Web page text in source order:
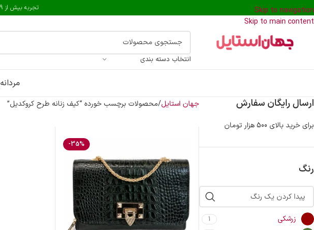
Skip to navigation
Skip to main content
تجربه بیش از 9 سال فروش اینترنتی مطمئن در کنار شما
انتخاب دسته بندی
مردانه
ارسال رایگان سفارش
برای خرید بالای 500 هزار تومان
رنگ
زرشکی 1
جهان استایل محصولات برچسب خورده “کیف زنانه طرح کروکدیل”
-35%